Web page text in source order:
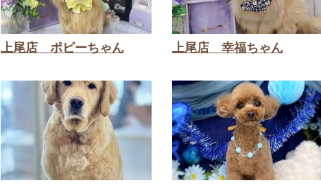
上尾店 ポピーちゃん 上尾店 幸福ちゃん